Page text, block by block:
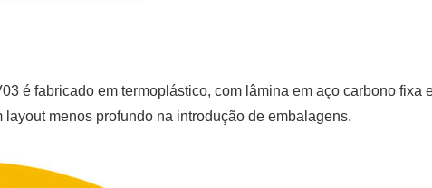
é fabricado em termoplástico, com lâmina em aço carbono fixa
menos profundo na introdução de embalagens.